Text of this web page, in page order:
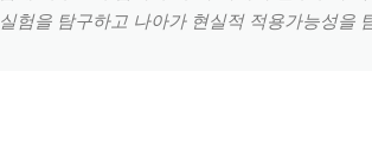
실험을 탐구하고 나아가 현실적 적용가능성을